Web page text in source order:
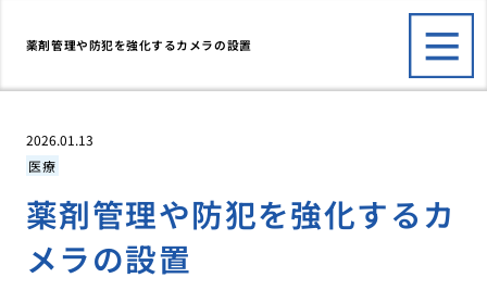
薬剤管理や防犯を強化するカメラの設置
2026.01.13
医療
薬剤管理や防犯を強化するカ
メラの設置